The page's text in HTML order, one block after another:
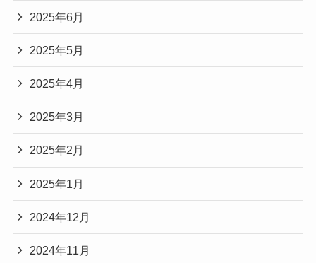
2025年6月
2025年5月
2025年4月
2025年3月
2025年2月
2025年1月
2024年12月
2024年11月